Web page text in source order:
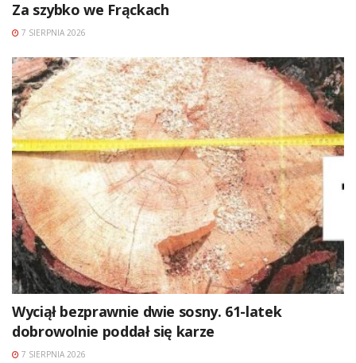
Za szybko we Frąckach
7 SIERPNIA 2026
Wyciął bezprawnie dwie sosny. 61-latek
dobrowolnie poddał się karze
7 SIERPNIA 2026